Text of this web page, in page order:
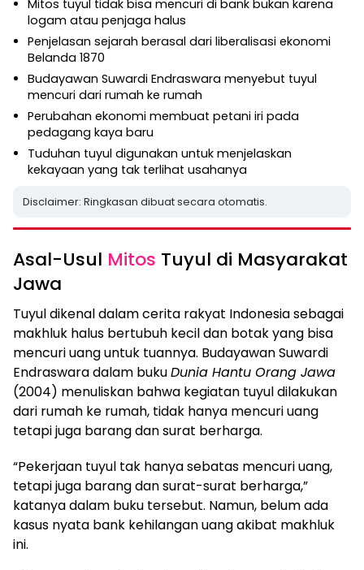
Mitos tuyul tidak bisa mencuri di bank bukan karena
logam atau penjaga halus
Penjelasan sejarah berasal dari liberalisasi ekonomi
Belanda 1870
Budayawan Suwardi Endraswara menyebut tuyul
mencuri dari rumah ke rumah
Perubahan ekonomi membuat petani iri pada
pedagang kaya baru
Tuduhan tuyul digunakan untuk menjelaskan
kekayaan yang tak terlihat usahanya
Disclaimer: Ringkasan dibuat secara otomatis.
Asal-Usul Mitos Tuyul di Masyarakat
Jawa
Tuyul dikenal dalam cerita rakyat Indonesia sebagai
makhluk halus bertubuh kecil dan botak yang bisa
mencuri uang untuk tuannya. Budayawan Suwardi
Endraswara dalam bukuDunia Hantu Orang Jawa
(2004) menuliskan bahwa kegiatan tuyul dilakukan
dari rumah ke rumah, tidak hanya mencuri uang
tetapi juga barang dan surat berharga.
“Pekerjaan tuyul tak hanya sebatas mencuri uang,
tetapi juga barang dan surat-surat berharga,”
katanya dalam buku tersebut. Namun, belum ada
kasus nyata bank kehilangan uang akibat makhluk
ini.